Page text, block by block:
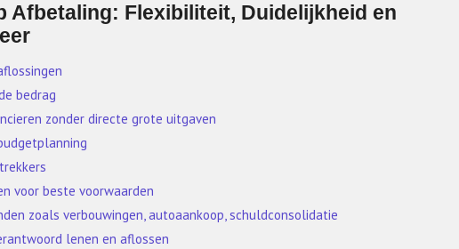
Afbetaling: Flexibiliteit, Duidelijkheid en
bedrag
zonder directe grote uitgaven
voor beste voorwaarden
zoals verbouwingen, autoaankoop, schuldconsolidatie
lenen en aflossen